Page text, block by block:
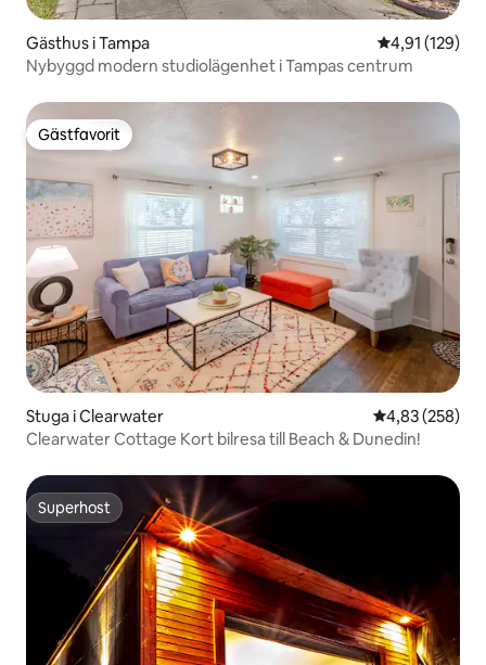
Gästhus i Tampa 4,91 av 5 i
4,91 (129)
Nybyggd modern studiolägenhet i Tampas centrum
Gästfavorit
Gästfavorit
Stuga i Clearwater 4,83 av 5 i
4,83 (258)
Clearwater Cottage Kort bilresa till Beach & Dunedin!
Superhost
Superhost